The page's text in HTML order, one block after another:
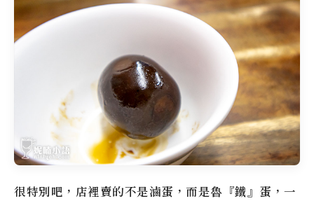
很特別吧，店裡賣的不是滷蛋，而是魯『鐵』蛋，一